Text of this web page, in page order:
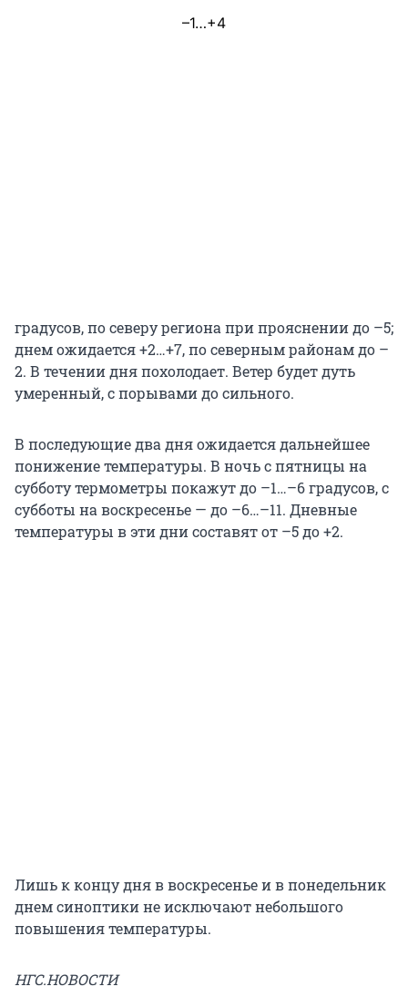
–1…+4
градусов, по северу региона при прояснении до –5;
днем ожидается +2…+7, по северным районам до –
2. В течении дня похолодает. Ветер будет дуть
умеренный, с порывами до сильного.
В последующие два дня ожидается дальнейшее
понижение температуры. В ночь с пятницы на
субботу термометры покажут до –1…–6 градусов, с
субботы на воскресенье — до –6…–11. Дневные
температуры в эти дни составят от –5 до +2.
Лишь к концу дня в воскресенье и в понедельник
днем синоптики не исключают небольшого
повышения температуры.
НГС.НОВОСТИ